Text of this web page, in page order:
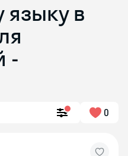
языку в
-
0